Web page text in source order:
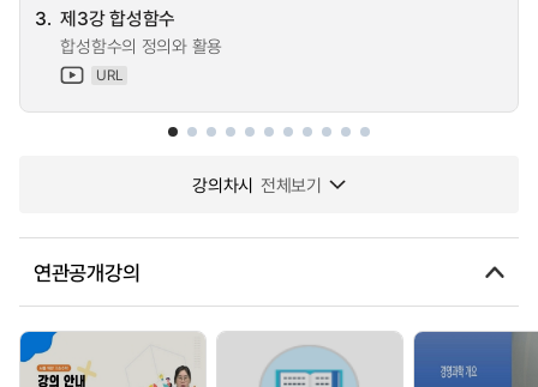
3. 제3강 합성함수
합성함수의 정의와 활용
URL
강의차시 전체보기
연관공개강의